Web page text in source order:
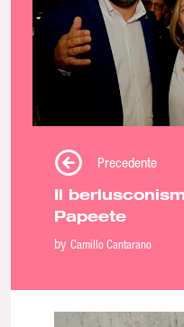
Precedente
Il
Papeete
by Camillo Cantarano